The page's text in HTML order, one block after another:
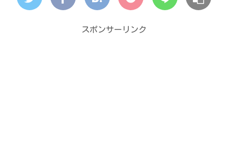
スポンサーリンク